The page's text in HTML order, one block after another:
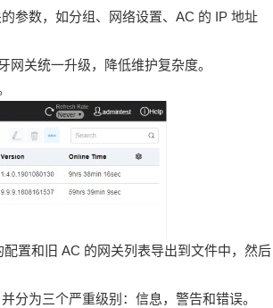
参数，如分组、
网络设置、AC 的 IP 地址
网关统一升级，
降低维护复杂度。
置和旧 AC 的网关列表导出到文件中，然后
分为三个严重级别：信息，警告和错误。